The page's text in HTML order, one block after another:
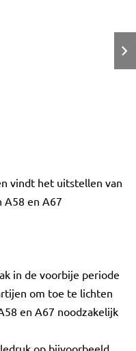
vindt het uitstellen van
A58 en A67
in de voorbije periode
om toe te lichten
en A67 noodzakelijk
op bijvoorbeeld